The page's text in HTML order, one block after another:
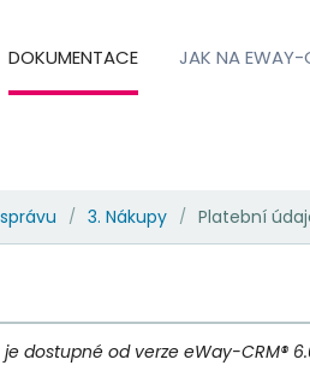
DOKUMENTACE JAK NA EWAY-
/ 3. Nákupy / Platební
dostupné od verze eWay-CRM®